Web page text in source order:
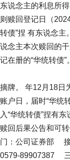
东说念主的利息所
则赎回登记日（
转债”捏 有东说念
说念主本次赎回的
记在册的“华统转债”
“华统
摘牌。 年12月18日
账户日，届时“华统
入“华统转债”捏有
赎回后果公告和可
门：公司证券部
0579-89907387 三